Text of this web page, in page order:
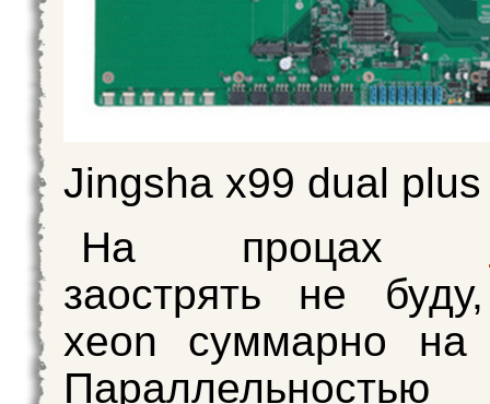
Jingsha x99 dual plus
На процах
заострять не
xeon суммарно